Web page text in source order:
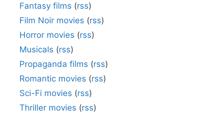
Fantasy films (rss)
Film Noir movies (rss)
Horror movies (rss)
Musicals (rss)
Propaganda films (rss)
Romantic movies (rss)
Sci-Fi movies (rss)
Thriller movies (rss)